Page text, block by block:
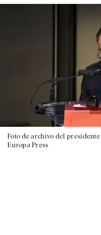
Foto de archivo del
Europa Press